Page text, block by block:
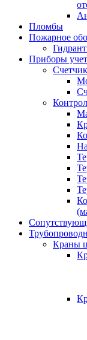
Пломбы
Пожарное
Приборы
Краны